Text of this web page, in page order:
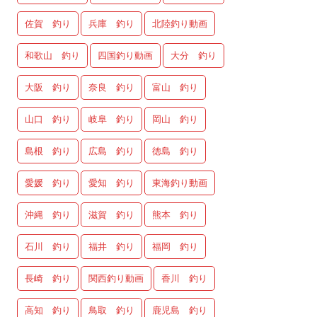
佐賀 釣り 兵庫 釣り 北陸釣り動画
和歌山 釣り 四国釣り動画 大分 釣り
大阪 釣り 奈良 釣り 富山 釣り
山口 釣り 岐阜 釣り 岡山 釣り
島根 釣り 広島 釣り 徳島 釣り
愛媛 釣り 愛知 釣り 東海釣り動画
沖縄 釣り 滋賀 釣り 熊本 釣り
石川 釣り 福井 釣り 福岡 釣り
長崎 釣り 関西釣り動画 香川 釣り
高知 釣り 鳥取 釣り 鹿児島 釣り